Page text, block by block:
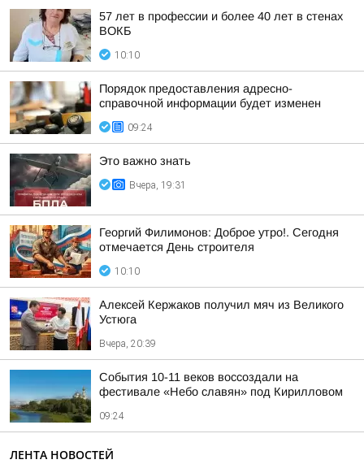
57 лет в профессии и более 40 лет в стенах
ВОКБ
10:10
Порядок предоставления адресно-
справочной информации будет изменен
09:24
Это важно знать
Вчера, 19:31
Георгий Филимонов: Доброе утро!. Сегодня
отмечается День строителя
10:10
Алексей Кержаков получил мяч из Великого
Устюга
Вчера, 20:39
События 10-11 веков воссоздали на
фестивале «Небо славян» под Кирилловом
09:24
ЛЕНТА НОВОСТЕЙ